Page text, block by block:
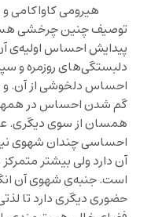
هیرومی کاواکامی و
توصیف چنین چرخشی
پیدایش احساس اولیه‌ی
دلبستگی‌های روزمره و
احساس دلخوشی از آن. و
گم شدن احساس در
همسان از سوی دیگری.
احساسی چندان شهوی
آن دارد ولی بیشتر
است. جنبه‌ی شهوی آن
حضوری دیگری دارد تا